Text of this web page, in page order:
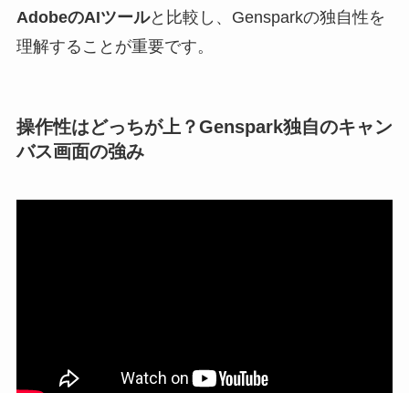
AdobeのAIツールと比較し、Gensparkの独自性を
理解することが重要です。
操作性はどっちが上？Genspark独自のキャン
バス画面の強み